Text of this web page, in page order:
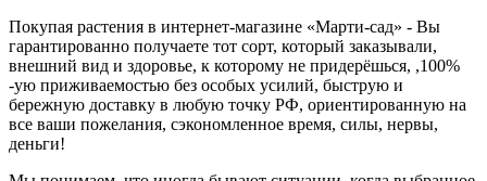
Покупая растения в интернет-магазине «Марти-сад» - Вы
гарантированно получаете тот сорт, который заказывали,
внешний вид и здоровье, к которому не придерёшься, ,100%
-ую приживаемостью без особых усилий, быструю и
бережную доставку в любую точку РФ, ориентированную на
все ваши пожелания, сэкономленное время, силы, нервы,
деньги!